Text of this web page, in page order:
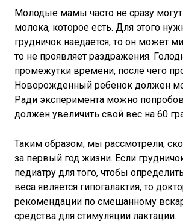
Молодые мамы часто не сразу
молока, которое есть. Для этого
грудничок наедается, то он может
то не проявляет раздражения.
промежутки времени, после чего
Новорожденный ребенок должен
Ради эксперимента можно
должен увеличить свой вес на 60
Таким образом, мы рассмотрели,
за первый год жизни. Если
педиатру для того, чтобы
веса является гипогалактия, то
рекомендации по смешанному
средства для стимуляции лактации.